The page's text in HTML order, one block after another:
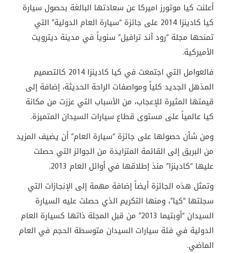
أعلنت كيا موتورز اميركا عن سعادتها البالغة بحصول سيارة
كيا كادينزا 2014 على جائزة “سيارة العام الدولية” التي
تمنحها مجلة “رود آند ترافيل” سنوياً في مدينة ديترويت
الأميركية.
فالعوامل التي اجتمعت في كيا كادينزا 2014 كالتصميم
المذهل الجديد كلياً ومواصفات الراحة الحديثة، إضافة إلى
قيمتها المثيرة للإعجاب، من الأسباب التي عززت من مكانة
كيا عالمياً على مستوى قطاع سيارات السيدان المتميزة.
ومن شأن حصولها على جائزة “سيارة العام” أن يضيف المزيد
من البريق إلى القائمة المتزايدة من الجوائز التي حصلت
عليها “كادينزا” منذ إطلاقها في أوائل العام 2013.
وتمثل هذه الجائزة أيضاً إضافة مهمة إلى الإنجازات التي
سجلتها “كيا”، ومنها التكريم الذي حصلت عليه السيارة
السيدان “أوبتيما 2013” من قبل المجلة ذاتها كسيارة العام
الدولية في فئة سيارات السيدان متوسطة الحجم في العام
الماضي.